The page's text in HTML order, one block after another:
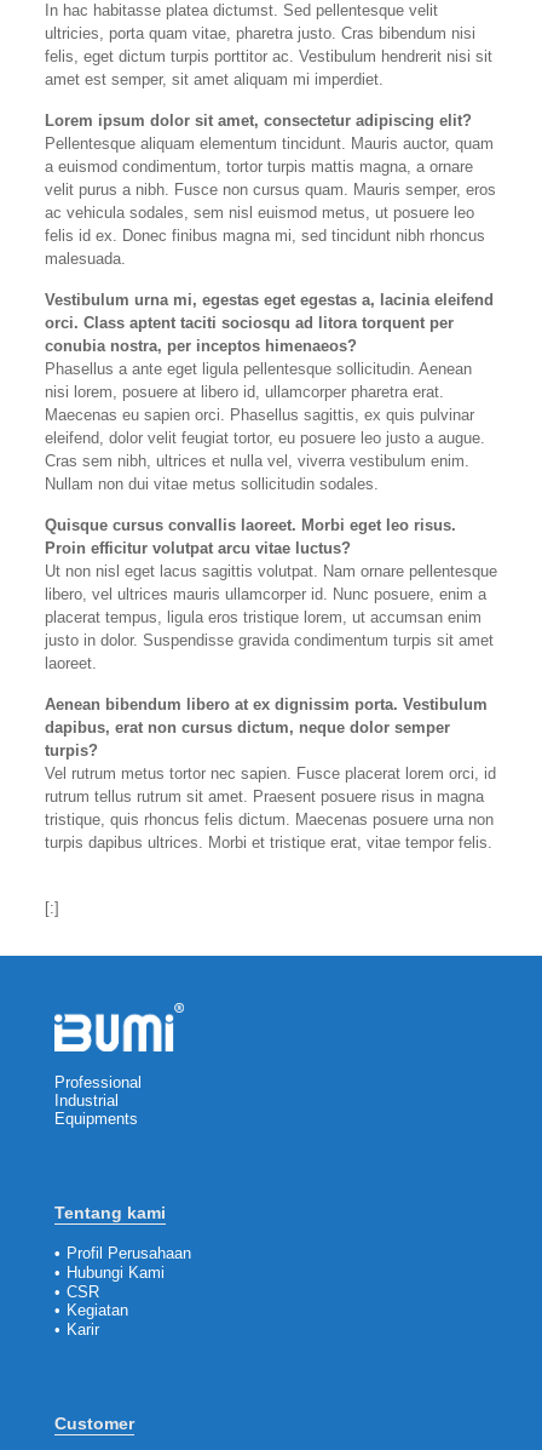
In hac habitasse platea dictumst. Sed pellentesque velit
ultricies, porta quam vitae, pharetra justo. Cras bibendum nisi
felis, eget dictum turpis porttitor ac. Vestibulum hendrerit nisi sit
amet est semper, sit amet aliquam mi imperdiet.
Lorem ipsum dolor sit amet, consectetur adipiscing elit?
Pellentesque aliquam elementum tincidunt. Mauris auctor, quam
a euismod condimentum, tortor turpis mattis magna, a ornare
velit purus a nibh. Fusce non cursus quam. Mauris semper, eros
ac vehicula sodales, sem nisl euismod metus, ut posuere leo
felis id ex. Donec finibus magna mi, sed tincidunt nibh rhoncus
malesuada.
Vestibulum urna mi, egestas eget egestas a, lacinia eleifend
orci. Class aptent taciti sociosqu ad litora torquent per
conubia nostra, per inceptos himenaeos?
Phasellus a ante eget ligula pellentesque sollicitudin. Aenean
nisi lorem, posuere at libero id, ullamcorper pharetra erat.
Maecenas eu sapien orci. Phasellus sagittis, ex quis pulvinar
eleifend, dolor velit feugiat tortor, eu posuere leo justo a augue.
Cras sem nibh, ultrices et nulla vel, viverra vestibulum enim.
Nullam non dui vitae metus sollicitudin sodales.
Quisque cursus convallis laoreet. Morbi eget leo risus.
Proin efficitur volutpat arcu vitae luctus?
Ut non nisl eget lacus sagittis volutpat. Nam ornare pellentesque
libero, vel ultrices mauris ullamcorper id. Nunc posuere, enim a
placerat tempus, ligula eros tristique lorem, ut accumsan enim
justo in dolor. Suspendisse gravida condimentum turpis sit amet
laoreet.
Aenean bibendum libero at ex dignissim porta. Vestibulum
dapibus, erat non cursus dictum, neque dolor semper
turpis?
Vel rutrum metus tortor nec sapien. Fusce placerat lorem orci, id
rutrum tellus rutrum sit amet. Praesent posuere risus in magna
tristique, quis rhoncus felis dictum. Maecenas posuere urna non
turpis dapibus ultrices. Morbi et tristique erat, vitae tempor felis.
[:]
Professional
Industrial
Equipments
Tentang kami
• Profil Perusahaan
• Hubungi Kami
• CSR
• Kegiatan
• Karir
Customer